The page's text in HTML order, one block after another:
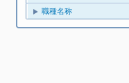
職種名称